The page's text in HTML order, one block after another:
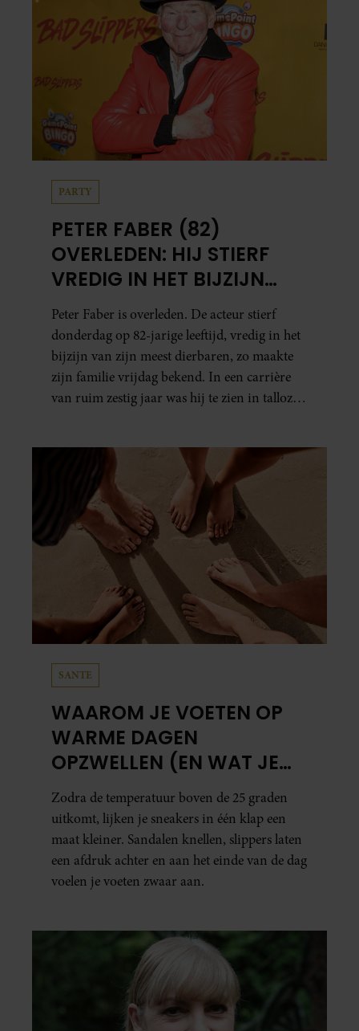
PARTY
PETER FABER (82)
OVERLEDEN: HIJ STIERF
VREDIG IN HET BIJZIJN
VAN ZIJN MEEST
DIERBAREN
Peter Faber is overleden. De acteur stierf
donderdag op 82-jarige leeftijd, vredig in het
bijzijn van zijn meest dierbaren, zo maakte
zijn familie vrijdag bekend. In een carrière
van ruim zestig jaar was hij te zien in talloze
SANTE
WAAROM JE VOETEN OP
WARME DAGEN
OPZWELLEN (EN WAT JE
ERAAN KUNT DOEN)
Zodra de temperatuur boven de 25 graden
uitkomt, lijken je sneakers in één klap een
maat kleiner. Sandalen knellen, slippers laten
een afdruk achter en aan het einde van de dag
voelen je voeten zwaar aan.